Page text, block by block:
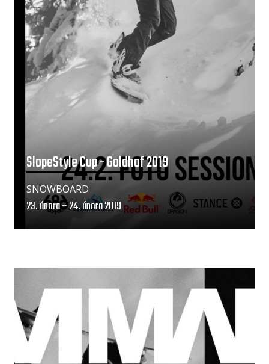
SlopeStyle Cup - Goldhof 2019
23. února – 24. února 2019
SNOWBOARD